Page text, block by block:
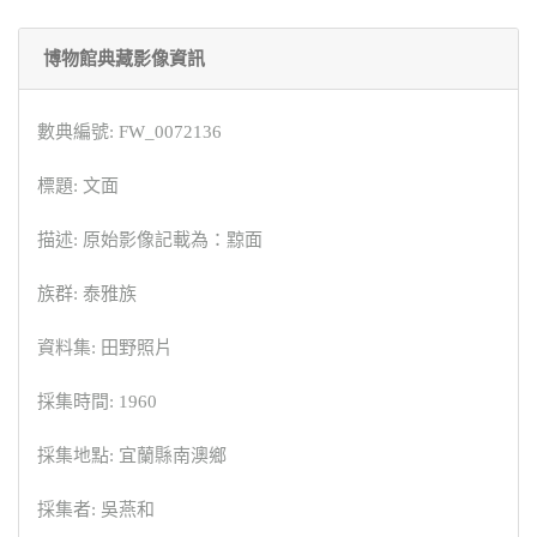
博物館典藏影像資訊
數典編號: FW_0072136
標題: 文面
描述: 原始影像記載為：黥面
族群: 泰雅族
資料集: 田野照片
採集時間: 1960
採集地點: 宜蘭縣南澳鄉
採集者: 吳燕和